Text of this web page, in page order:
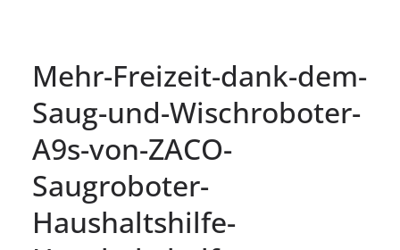
Mehr-Freizeit-dank-dem-
Saug-und-Wischroboter-
A9s-von-ZACO-
Saugroboter-
Haushaltshilfe-